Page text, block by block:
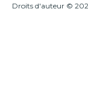
Droits d'auteur ©